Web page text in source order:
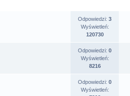
Odpowiedzi: 3
Wyświetleń:
120730
Odpowiedzi: 0
Wyświetleń:
8216
Odpowiedzi: 0
Wyświetleń: